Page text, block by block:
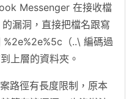
Messenger 在接收檔
漏洞，直接把檔名跟寫
%2e%2e%5c（..\ 編碼過
上層的資料夾。
路徑有長度限制，原本